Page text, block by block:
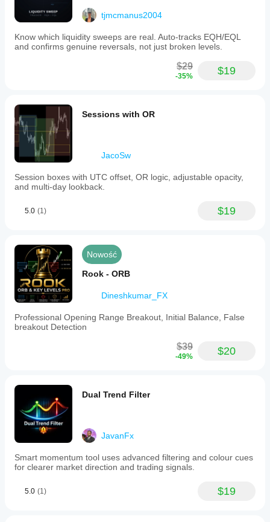
tjmcmanus2004
Know which liquidity sweeps are real. Auto-tracks EQH/EQL
and confirms genuine reversals, not just broken levels.
$29
-35% $19
Sessions with OR
JacoSw
Session boxes with UTC offset, OR logic, adjustable opacity,
and multi-day lookback.
5.0 (1) $19
Nowość
Rook - ORB
Dineshkumar_FX
Professional Opening Range Breakout, Initial Balance, False
breakout Detection
$39
-49% $20
Dual Trend Filter
JavanFx
Smart momentum tool uses advanced filtering and colour cues
for clearer market direction and trading signals.
5.0 (1) $19